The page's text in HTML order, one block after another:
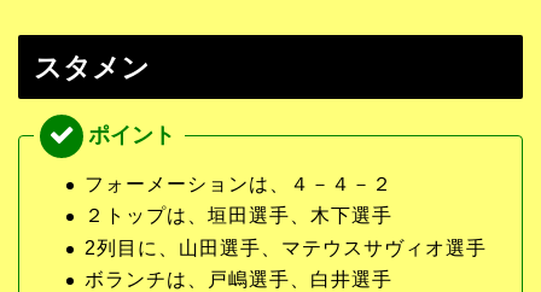
スタメン
フォーメーションは、４－４－２
２トップは、垣田選手、木下選手
2列目に、山田選手、マテウスサヴィオ選手
ボランチは、戸嶋選手、白井選手